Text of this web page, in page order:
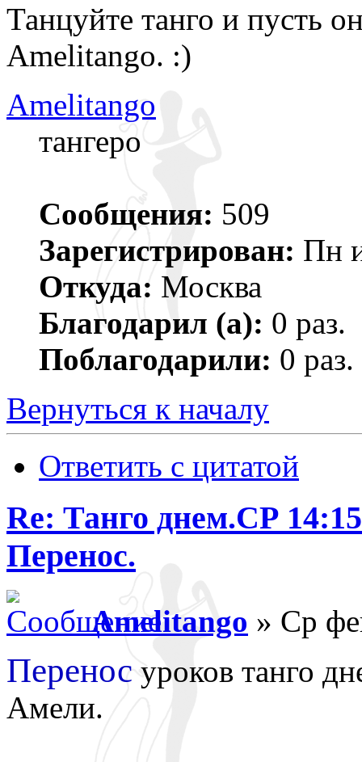
Танцуйте танго и пусть
Amelitango. :)
Amelitango
тангеро
Сообщения: 509
Зарегистрирован: Пн
Откуда: Москва
Благодарил (а): 0 раз.
Поблагодарили: 0 раз.
Вернуться к началу
Ответить с цитатой
Re: Танго днем.CР
Перенос.
Amelitango » Ср
Перенос уроков танго
Амели.